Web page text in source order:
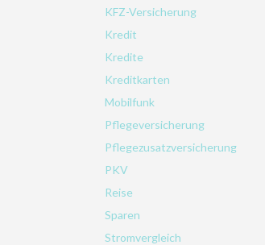
KFZ-Versicherung
Kredit
Kredite
Kreditkarten
Mobilfunk
Pflegeversicherung
Pflegezusatzversicherung
PKV
Reise
Sparen
Stromvergleich